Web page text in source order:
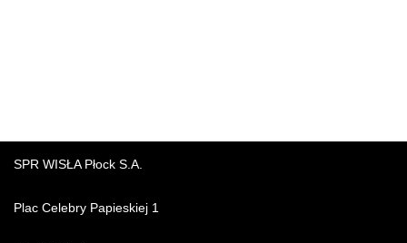
SPR WISŁA Płock S.A.
Plac Celebry Papieskiej 1